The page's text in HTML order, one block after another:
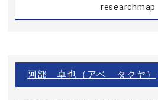
researchmap
阿部 卓也（アベ タクヤ）